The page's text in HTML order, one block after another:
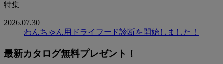
特集
2026.07.30
わんちゃん用ドライフード診断を開始しました！
最新カタログ無料プレゼント！